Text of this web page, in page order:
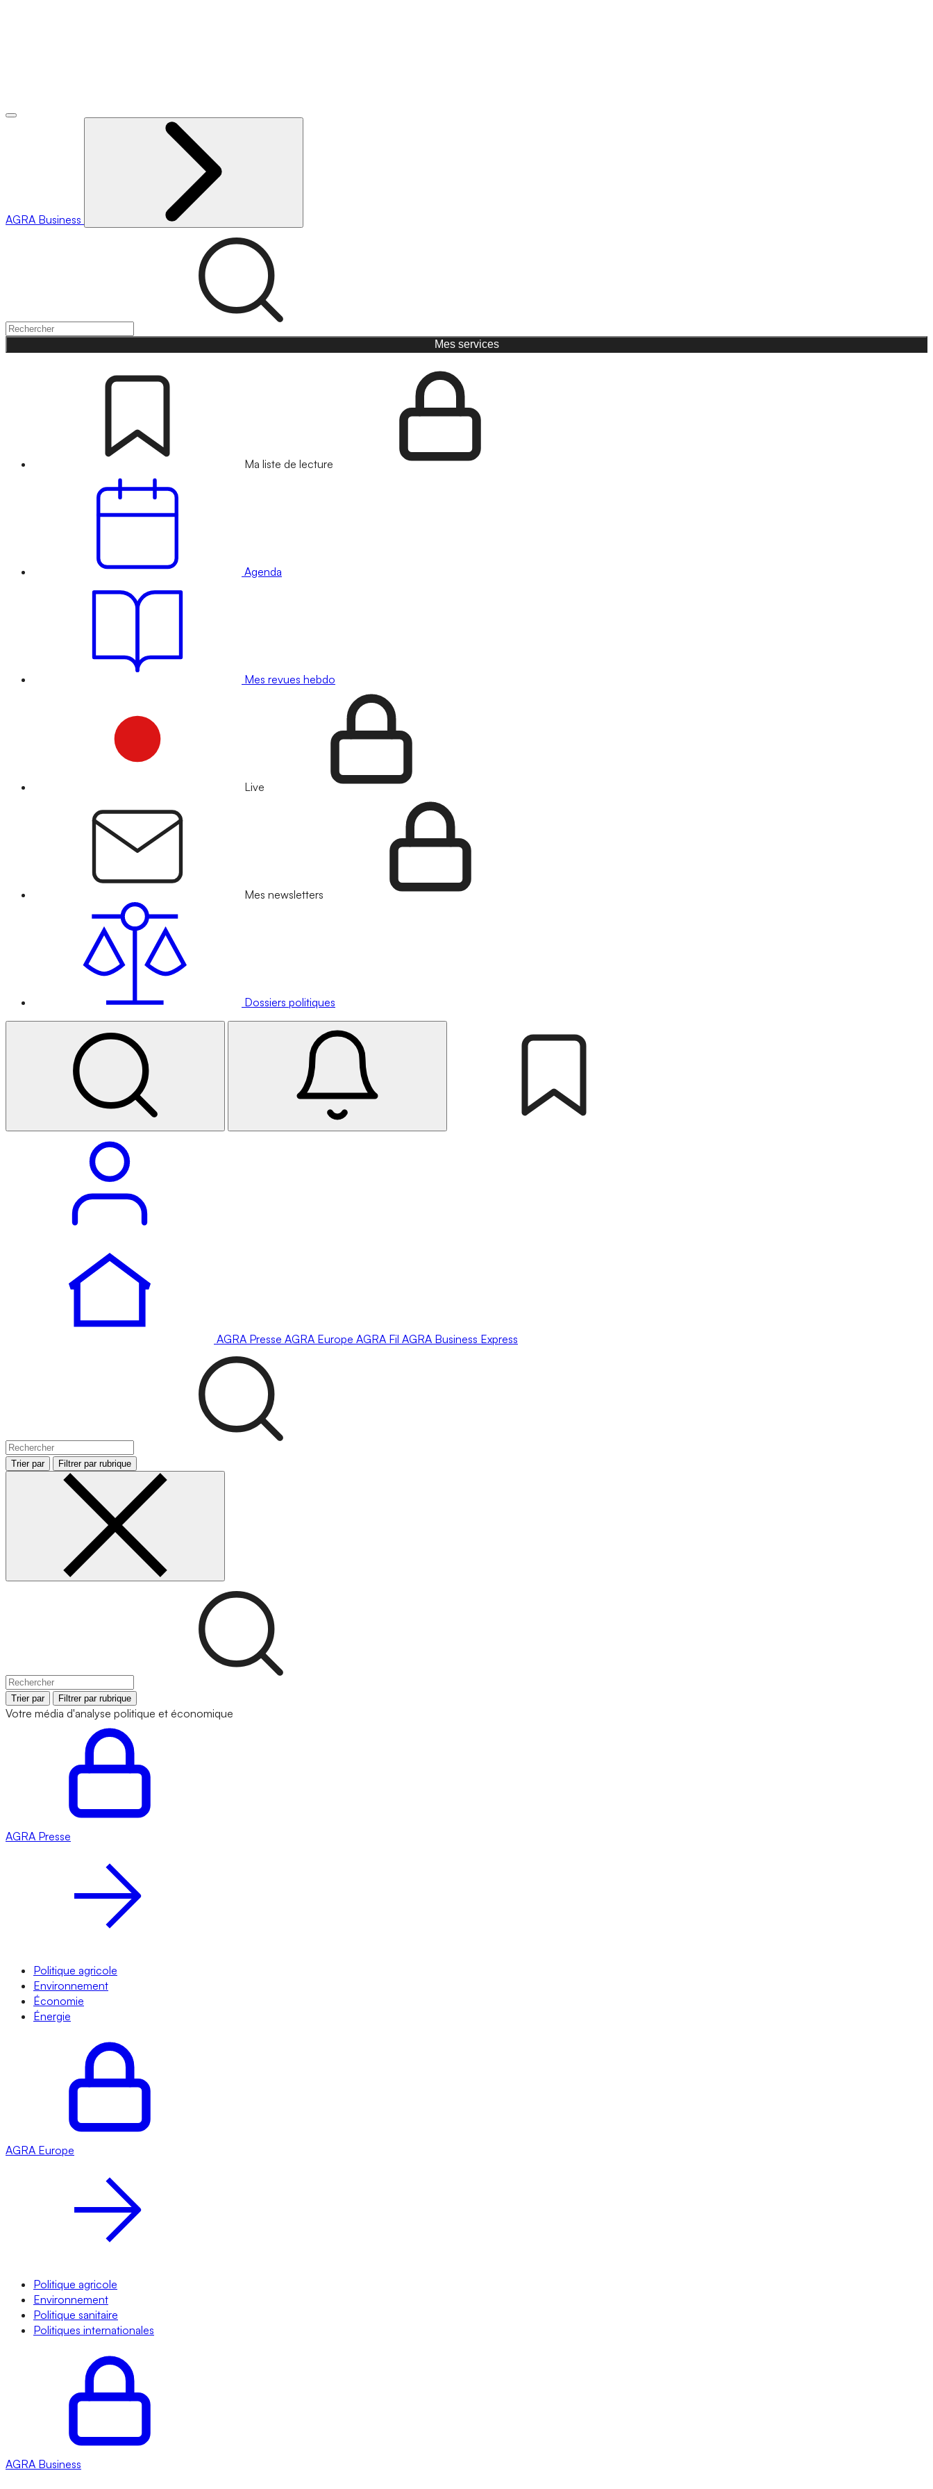
AGRA Business
Mes services
Ma liste de lecture
Agenda
Mes revues hebdo
Live
Mes newsletters
Dossiers politiques
AGRA Presse AGRA Europe AGRA Fil AGRA Business Express
Trier par Filtrer par rubrique
Trier par Filtrer par rubrique
Votre média d'analyse politique et économique
AGRA Presse
Politique agricole
Environnement
Économie
Énergie
AGRA Europe
Politique agricole
Environnement
Politique sanitaire
Politiques internationales
AGRA Business